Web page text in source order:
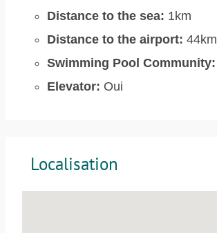
Distance to the sea: 1km
Distance to the airport: 44km
Swimming Pool Community:
Elevator: Oui
Localisation